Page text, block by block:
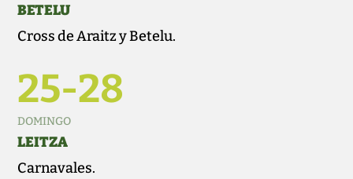
BETELU
Cross de Araitz y Betelu.
25-28
DOMINGO
LEITZA
Carnavales.